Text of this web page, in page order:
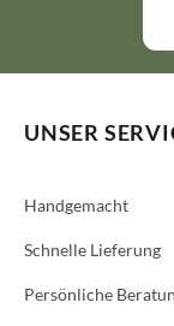
UNSER
Handgemacht
Schnelle Lieferung
Persönliche